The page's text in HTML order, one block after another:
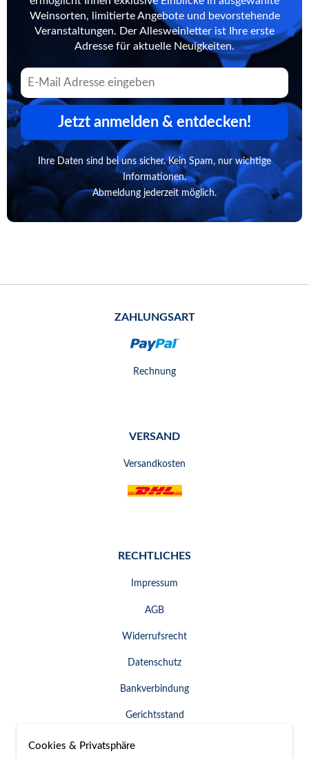
Weinsorten, limitierte Angebote und bevorstehende
Veranstaltungen. Der Allesweinletter ist Ihre erste
Adresse für aktuelle Neuigkeiten.
Jetzt anmelden & entdecken!
Ihre Daten sind bei uns sicher. Kein Spam, nur wichtige
Informationen.
Abmeldung jederzeit möglich.
ZAHLUNGSART
Rechnung
VERSAND
Versandkosten
RECHTLICHES
Impressum
AGB
Widerrufsrecht
Datenschutz
Bankverbindung
Gerichtsstand
Widerruf erklären
Cookies & Privatsphäre